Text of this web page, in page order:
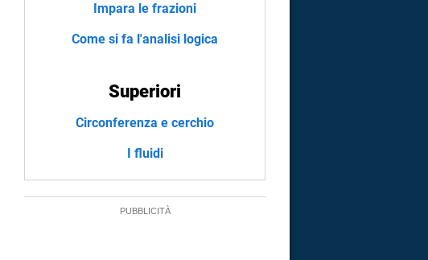
Impara le frazioni
Come si fa l'analisi logica
Superiori
Circonferenza e cerchio
I fluidi